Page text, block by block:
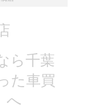
ら千葉
た車買
へ